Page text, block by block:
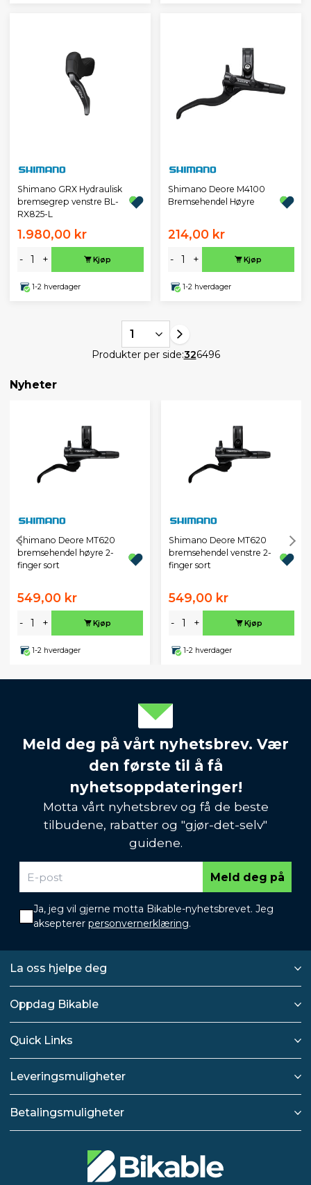
Shimano GRX Hydraulisk
bremsegrep venstre BL-
RX825-L
1.980,00 kr
- + Kjøp
1-2 hverdager
Shimano Deore M4100
Bremsehendel Høyre
214,00 kr
- + Kjøp
1-2 hverdager
1
Produkter per side:326496
Nyheter
Shimano Deore MT620
bremsehendel høyre 2-
finger sort
549,00 kr
- + Kjøp
1-2 hverdager
Shimano Deore MT620
bremsehendel venstre 2-
finger sort
549,00 kr
- + Kjøp
1-2 hverdager
Meld deg på vårt nyhetsbrev. Vær
den første til å få
nyhetsoppdateringer!
Motta vårt nyhetsbrev og få de beste
tilbudene, rabatter og "gjør-det-selv"
guidene.
Meld deg på
Ja, jeg vil gjerne motta Bikable-nyhetsbrevet. Jeg
aksepterer personvernerklæring.
La oss hjelpe deg
Oppdag Bikable
Quick Links
Leveringsmuligheter
Betalingsmuligheter